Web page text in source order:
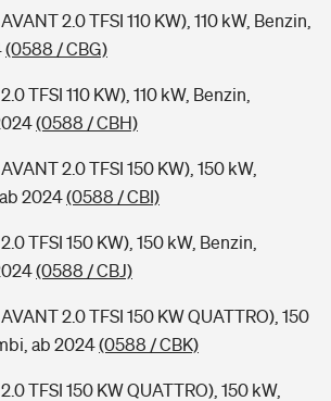
2.0 TFSI 110 KW), 110 kW, Benzin,
(0588 / CBG)
TFSI 110 KW), 110 kW, Benzin,
(0588 / CBH)
2.0 TFSI 150 KW), 150 kW,
2024(0588 / CBI)
TFSI 150 KW), 150 kW, Benzin,
(0588 / CBJ)
2.0 TFSI 150 KW QUATTRO), 150
ab 2024(0588 / CBK)
TFSI 150 KW QUATTRO), 150 kW,